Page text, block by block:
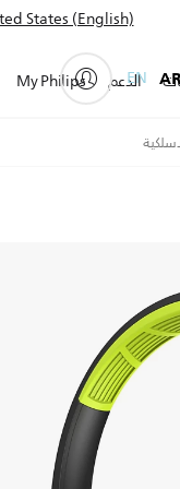
States (English)
الدعم My Philips EN